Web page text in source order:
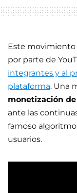
Este movimiento
por parte de
integrantes y al
plataforma. Una
monetización
ante las
famoso
usuarios.